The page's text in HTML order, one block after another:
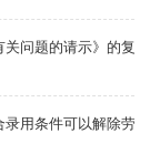
问题的请示》的复函
用条件可以解除劳动